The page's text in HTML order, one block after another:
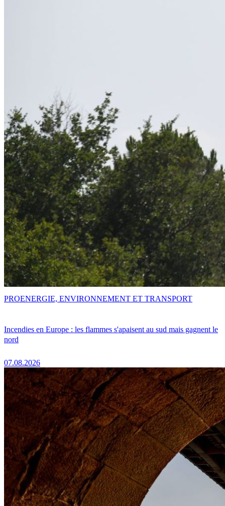
Incendies en Europe : les flammes s'apaisent au sud mais gagnent le
nord
07.08.2026
PROENERGIE, ENVIRONNEMENT ET TRANSPORT